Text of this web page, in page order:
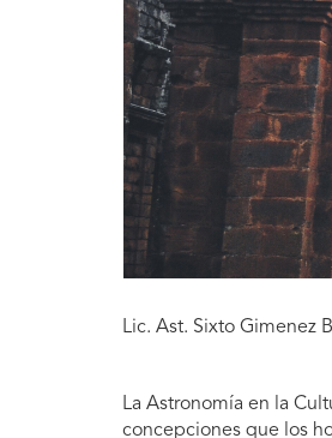
Lic. Ast. Sixto Gimenez
La Astronomía en la
concepciones que los